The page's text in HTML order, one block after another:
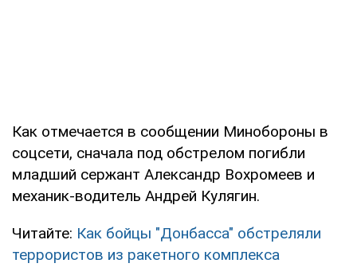
Как отмечается в сообщении Минобороны в
соцсети, сначала под обстрелом погибли
младший сержант Александр Вохромеев и
механик-водитель Андрей Кулягин.
Читайте: Как бойцы "Донбасса" обстреляли
террористов из ракетного комплекса